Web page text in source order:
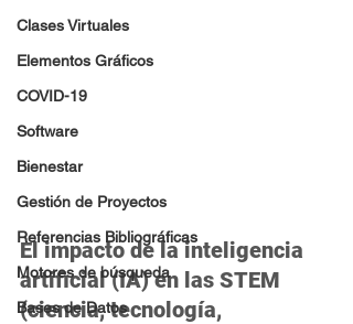
Clases Virtuales
Elementos Gráficos
COVID-19
Software
Bienestar
Gestión de Proyectos
Referencias Bibliográficas
Motores de búsqueda
Bases de Datos
El impacto de la inteligencia
artificial (IA) en las STEM
(ciencia, tecnología,